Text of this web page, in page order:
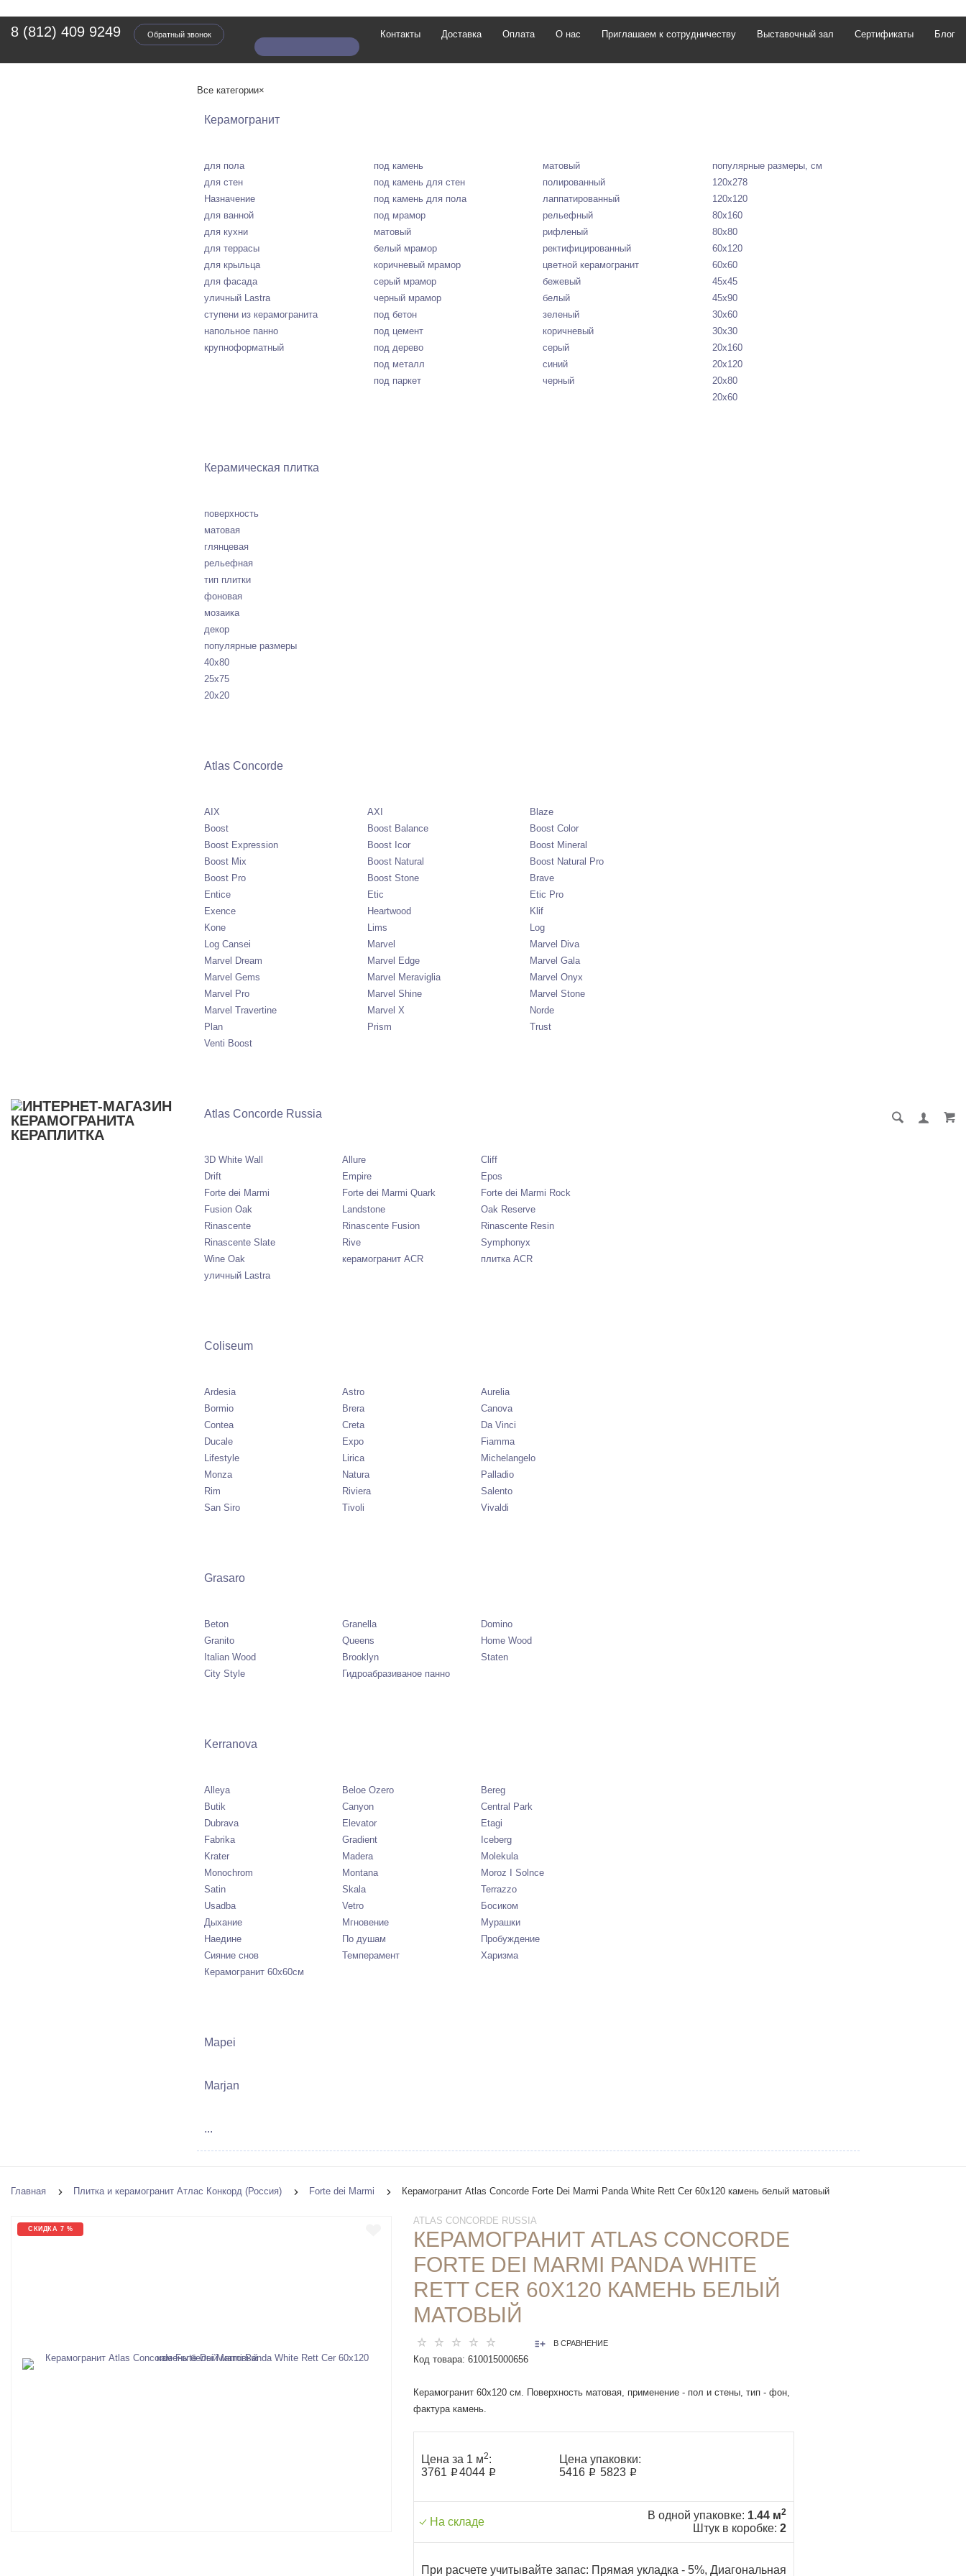
8 (812) 409 9249 Обратный звонок Контакты Доставка Оплата О нас Приглашаем к сотрудничеству Выставочный зал Сертификаты Блог
Все категории×
Керамогранит
для пола
для стен
Назначение
для ванной
для кухни
для террасы
для крыльца
для фасада
уличный Lastra
ступени из керамогранита
напольное панно
крупноформатный
под камень
под камень для стен
под камень для пола
под мрамор
матовый
белый мрамор
коричневый мрамор
серый мрамор
черный мрамор
под бетон
под цемент
под дерево
под металл
под паркет
матовый
полированный
лаппатированный
рельефный
рифленый
ректифицированный
цветной керамогранит
бежевый
белый
зеленый
коричневый
серый
синий
черный
популярные размеры, см
120х278
120х120
80х160
80х80
60х120
60х60
45х45
45х90
30х60
30х30
20х160
20х120
20х80
20х60
Керамическая плитка
поверхность
матовая
глянцевая
рельефная
тип плитки
фоновая
мозаика
декор
популярные размеры
40х80
25х75
20х20
Atlas Concorde
AIX
Boost
Boost Expression
Boost Mix
Boost Pro
Entice
Exence
Kone
Log Cansei
Marvel Dream
Marvel Gems
Marvel Pro
Marvel Travertine
Plan
Venti Boost
AXI
Boost Balance
Boost Icor
Boost Natural
Boost Stone
Etic
Heartwood
Lims
Marvel
Marvel Edge
Marvel Meraviglia
Marvel Shine
Marvel X
Prism
Blaze
Boost Color
Boost Mineral
Boost Natural Pro
Brave
Etic Pro
Klif
Log
Marvel Diva
Marvel Gala
Marvel Onyx
Marvel Stone
Norde
Trust
Atlas Concorde Russia
3D White Wall
Drift
Forte dei Marmi
Fusion Oak
Rinascente
Rinascente Slate
Wine Oak
уличный Lastra
Allure
Empire
Forte dei Marmi Quark
Landstone
Rinascente Fusion
Rive
керамогранит ACR
Cliff
Epos
Forte dei Marmi Rock
Oak Reserve
Rinascente Resin
Symphonyx
плитка ACR
Coliseum
Ardesia
Bormio
Contea
Ducale
Lifestyle
Monza
Rim
San Siro
Astro
Brera
Creta
Expo
Lirica
Natura
Riviera
Tivoli
Aurelia
Canova
Da Vinci
Fiamma
Michelangelo
Palladio
Salento
Vivaldi
Grasaro
Beton
Granito
Italian Wood
City Style
Granella
Queens
Brooklyn
Гидроабразиваное панно
Domino
Home Wood
Staten
Kerranova
Alleya
Butik
Dubrava
Fabrika
Krater
Monochrom
Satin
Usadba
Дыхание
Наедине
Сияние снов
Керамогранит 60х60см
Beloe Ozero
Canyon
Elevator
Gradient
Madera
Montana
Skala
Vetro
Мгновение
По душам
Темперамент
Bereg
Central Park
Etagi
Iceberg
Molekula
Moroz I Solnce
Terrazzo
Босиком
Мурашки
Пробуждение
Харизма
Mapei
Marjan
...
Главная Плитка и керамогранит Атлас Конкорд (Россия) Forte dei Marmi Керамогранит Atlas Concorde Forte Dei Marmi Panda White Rett Cer 60х120 камень белый матовый
СКИДКА 7 %
ATLAS CONCORDE RUSSIA
КЕРАМОГРАНИТ ATLAS CONCORDE
FORTE DEI MARMI PANDA WHITE
RETT CER 60Х120 КАМЕНЬ БЕЛЫЙ
МАТОВЫЙ
В СРАВНЕНИЕ
Код товара: 610015000656
Керамогранит 60x120 см. Поверхность матовая, применение - пол и стены, тип - фон,
фактура камень.
Цена за 1 м2:
3761 ₽4044 ₽
Цена упаковки:
5416 ₽ 5823 ₽
На складе
В одной упаковке: 1.44 м2
Штук в коробке: 2
При расчете учитывайте запас: Прямая укладка - 5%, Диагональная